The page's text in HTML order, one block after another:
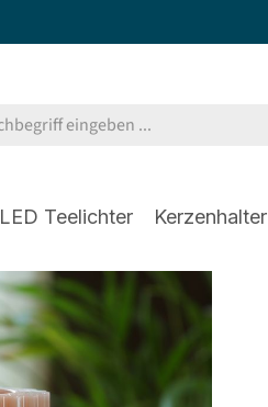
LED Teelichter Kerzenhalter